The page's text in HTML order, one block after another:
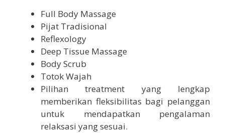
Full Body Massage
Pijat Tradisional
Reflexology
Deep Tissue Massage
Body Scrub
Totok Wajah
Pilihan treatment yang lengkap
memberikan fleksibilitas bagi pelanggan
untuk mendapatkan pengalaman
relaksasi yang sesuai.